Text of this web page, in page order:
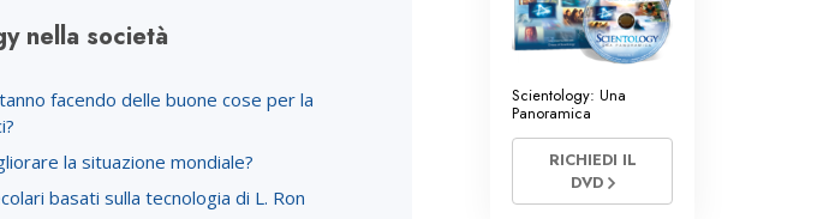
nella società
facendo delle buone cose per la
la situazione mondiale?
basati sulla tecnologia di L. Ron
Scientology: Una
Panoramica
RICHIEDI IL
DVD